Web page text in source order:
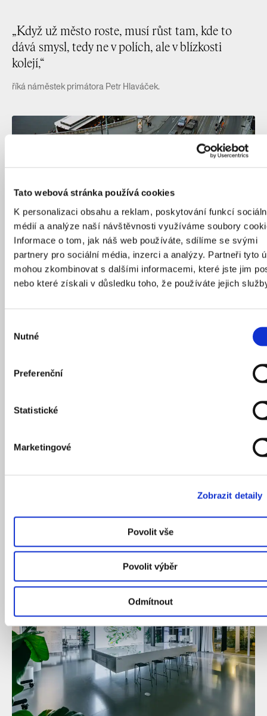
Tato webová stránka používá cookies
K personalizaci obsahu a reklam, poskytování funkcí
médií a analýze naší návštěvnosti využíváme soubory
Informace o tom, jak náš web používáte, sdílíme se svými
partnery pro sociální média, inzerci a analýzy. Partneři tyto
mohou zkombinovat s dalšími informacemi, které jste jim
nebo které získali v důsledku toho, že používáte jejich
souhlasu
Nutné
Preferenční
Statistické
Marketingové
Zobrazit detaily
Povolit vše
Povolit výběr
Odmítnout
„Když už město roste, musí růst tam, kde to
dává smysl, tedy ne v polích, ale v blízkosti
kolejí,“
říká náměstek primátora Petr Hlaváček.
Více než 80 % nových ploch se nachází do 700 metrů od stanice
Metropolitní plán sice žádné byty sám nepostaví, ale
brzdily rozvoj. Soustředí výstavbu dovnitř města, otevírá
tedy využít brownfieldy, posílit městské pozemky
v Praze. Jak shrnuje Petr Hlaváček: „Plán umožní